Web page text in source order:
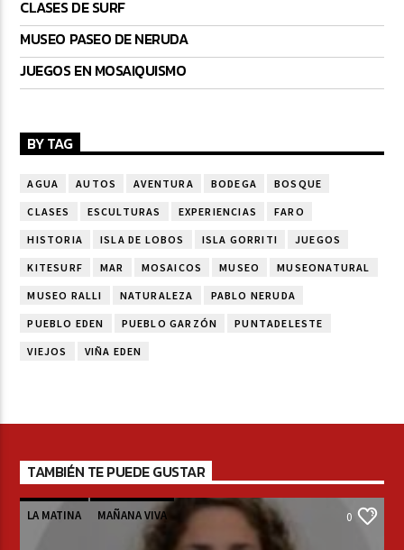
CLASES DE SURF
MUSEO PASEO DE NERUDA
JUEGOS EN MOSAIQUISMO
BY TAG
AGUA AUTOS AVENTURA BODEGA BOSQUE
CLASES ESCULTURAS EXPERIENCIAS FARO
HISTORIA ISLA DE LOBOS ISLA GORRITI JUEGOS
KITESURF MAR MOSAICOS MUSEO MUSEONATURAL
MUSEO RALLI NATURALEZA PABLO NERUDA
PUEBLO EDEN PUEBLO GARZÓN PUNTADELESTE
VIEJOS VIÑA EDEN
TAMBIÉN TE PUEDE GUSTAR
LA MATINA MAÑANA VIVA 0